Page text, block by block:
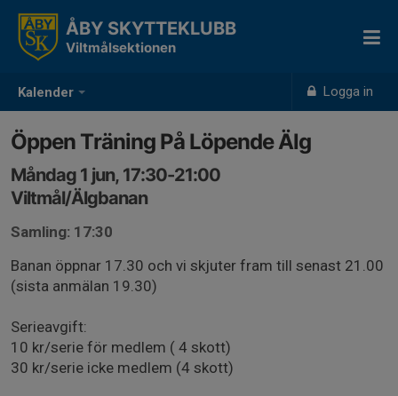
Kalender Logga in
ÅBY SKYTTEKLUBB
Viltmålsektionen
Öppen Träning På Löpende Älg
Måndag 1 jun, 17:30-21:00
Viltmål/Älgbanan
Samling: 17:30
Banan öppnar 17.30 och vi skjuter fram till senast 21.00
(sista anmälan 19.30)
Serieavgift:
10 kr/serie för medlem ( 4 skott)
30 kr/serie icke medlem (4 skott)